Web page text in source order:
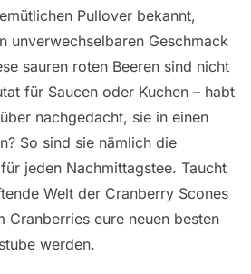
Pullover bekannt,
unverwechselbaren Geschmack
sauren roten Beeren sind nicht
für Saucen oder Kuchen – habt
nachgedacht, sie in einen
So sind sie nämlich die
jeden Nachmittagstee. Taucht
Welt der Cranberry Scones
Cranberries eure neuen besten
werden.